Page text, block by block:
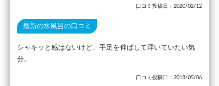
口コミ投稿日：2020/02/12
最新の水風呂の口コミ
シャキッと感はないけど、手足を伸ばして浮いていたい気
分。
口コミ投稿日：2018/05/06